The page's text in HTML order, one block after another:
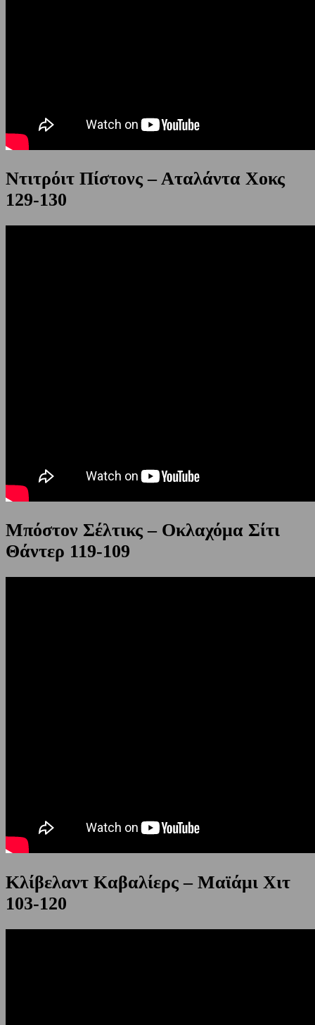
Ντιτρόιτ Πίστονς – Αταλάντα Χοκς
129-130
Μπόστον Σέλτικς – Οκλαχόμα Σίτι
Θάντερ 119-109
Κλίβελαντ Καβαλίερς – Μαϊάμι Χιτ
103-120